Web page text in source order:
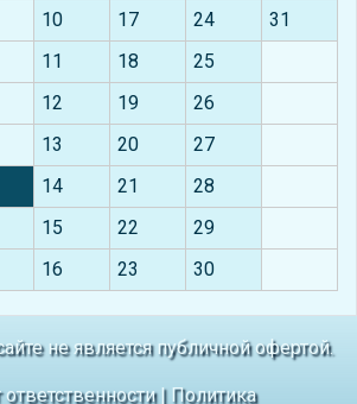
10 17 24
31
11 18
25
12 19
26
13 20
27
14 21
28
15 22
29
16 23 30
не является публичной офертой.
ответственности| Политика